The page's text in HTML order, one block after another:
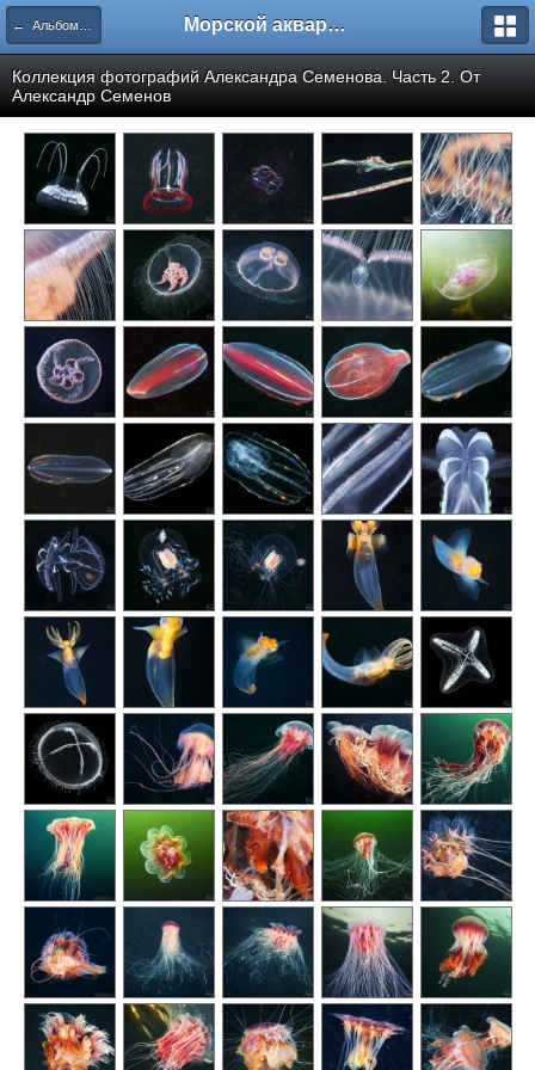
← Альбомы пользователей Морской аквариум. Форумы ReefCentral.ru
Коллекция фотографий Александра Семенова. Часть 2. От
Александр Семенов